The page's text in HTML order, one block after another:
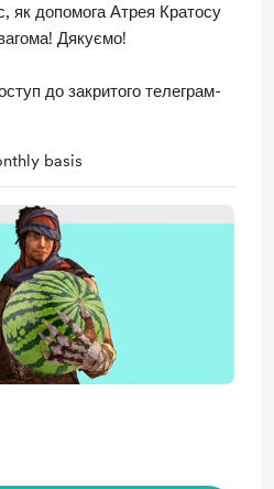
як допомога Атрея Кратосу
Дякуємо!
до закритого телеграм-
basis